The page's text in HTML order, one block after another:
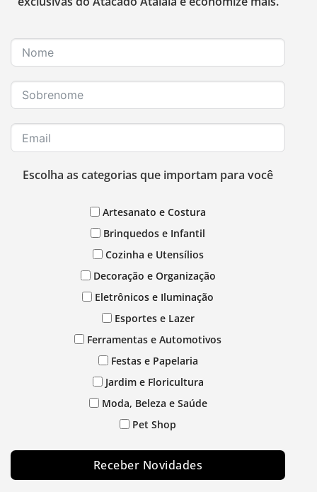
Escolha as categorias que importam para você
Artesanato e Costura
Brinquedos e Infantil
Cozinha e Utensílios
Decoração e Organização
Eletrônicos e Iluminação
Esportes e Lazer
Ferramentas e Automotivos
Festas e Papelaria
Jardim e Floricultura
Moda, Beleza e Saúde
Pet Shop
Receber Novidades